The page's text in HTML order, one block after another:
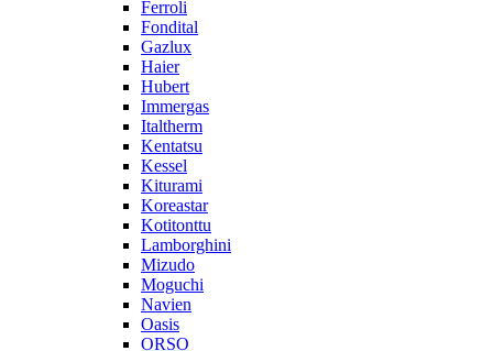
Ferroli
Fondital
Gazlux
Haier
Hubert
Immergas
Italtherm
Kentatsu
Kessel
Kiturami
Koreastar
Kotitonttu
Lamborghini
Mizudo
Moguchi
Navien
Oasis
ORSO